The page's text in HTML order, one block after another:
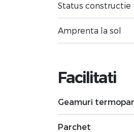
Status constructie
Amprenta la sol
Facilitati
Geamuri
Parchet